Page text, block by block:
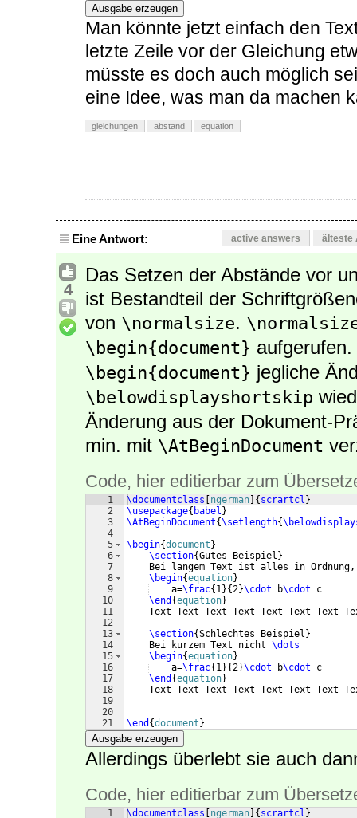
Ausgabe erzeugen
Man könnte jetzt einfach den
letzte Zeile vor der Gleichung
müsste es doch auch möglich
eine Idee, was man da machen
gleichungen abstand equation
Eine Antwort: active answers älteste
4
Das Setzen der Abstände vor
ist Bestandteil der
von \normalsize.
\begin{document}
\begin{document} jegliche
\belowdisplayshortskip
Änderung aus der Dokument-
min. mit \AtBeginDocument
Code, hier editierbar zum
1
2
3
4
5
6
7
8
9
10
11
12
13
14
15
16
17
18
19
20
21
\documentclass ngerman { scrartcl }
\usepackage{ babel }
\AtBeginDocument{\setlength{
\begin{document }
\section{Gutes Beispiel }
Bei langem Text ist alles in
\begin{equation}
    a=
\frac{ 1}{2}\cdot b\cdot c
\end {equation}
Text Text Text Text Text Text Text
\section{Schlechtes Beispiel }
    Bei kurzem Text nicht
\dots
\begin{equation}
    a=
\frac{ 1}{2}\cdot b\cdot c
\end {equation}
Text Text Text Text Text Text Text
\end {document }
Ausgabe erzeugen
Allerdings überlebt sie auch
Code, hier editierbar zum
1
\documentclass ngerman { scrartcl }